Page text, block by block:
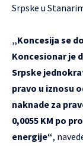
Srpske u
„Koncesija se
Koncesionar je
Srpske
pravo u iznosu
naknade za
0,0055 KM po
energije“,